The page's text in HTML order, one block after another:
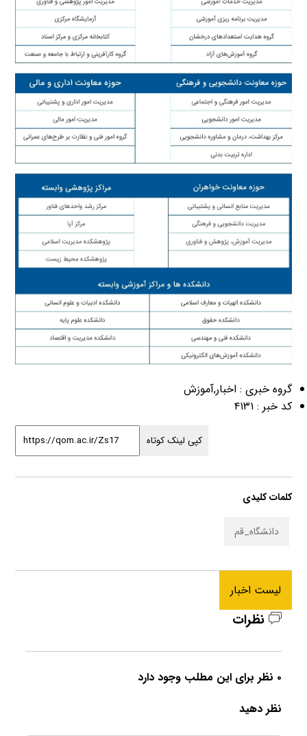
گروه خبری :اخبار,آموزش
کد خبر :۴۱۳۱
کپی لینک کوتاه
کلمات کلیدی
دانشگاه_قم
لیست اخبار
نظرات
۰ نظر برای این مطلب وجود دارد
نظر دهید